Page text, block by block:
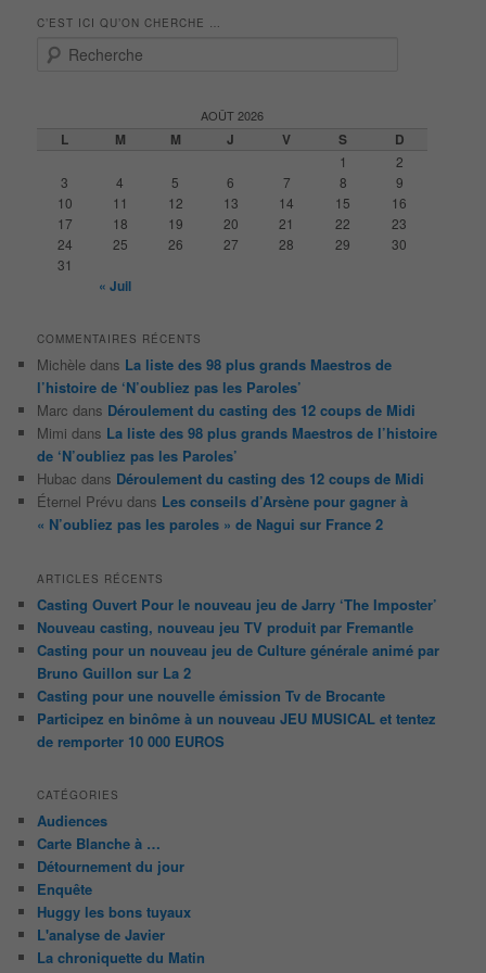
C’EST ICI QU’ON CHERCHE …
AOÛT 2026
L M M J V S D
1
2
3
4 5 6 7 8
9
10
11 12 13 14 15
16
17
18 19 20 21 22
23
24
25 26 27 28 29
30
31
« Juil
COMMENTAIRES RÉCENTS
Michèle dans La liste des 98 plus grands Maestros de
l’histoire de ‘N’oubliez pas les Paroles’
Marc dans Déroulement du casting des 12 coups de Midi
Mimi dans La liste des 98 plus grands Maestros de l’histoire
de ‘N’oubliez pas les Paroles’
Hubac dans Déroulement du casting des 12 coups de Midi
Éternel Prévu dans Les conseils d’Arsène pour gagner à
« N’oubliez pas les paroles » de Nagui sur France 2
ARTICLES RÉCENTS
Casting Ouvert Pour le nouveau jeu de Jarry ‘The Imposter’
Nouveau casting, nouveau jeu TV produit par Fremantle
Casting pour un nouveau jeu de Culture générale animé par
Bruno Guillon sur La 2
Casting pour une nouvelle émission Tv de Brocante
Participez en binôme à un nouveau JEU MUSICAL et tentez
de remporter 10 000 EUROS
CATÉGORIES
Audiences
Carte Blanche à …
Détournement du jour
Enquête
Huggy les bons tuyaux
L'analyse de Javier
La chroniquette du Matin